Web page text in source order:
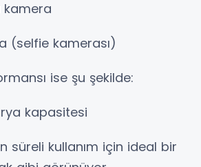
kamera
(selfie kamerası)
ise şu şekilde:
kapasitesi
süreli kullanım için ideal bir